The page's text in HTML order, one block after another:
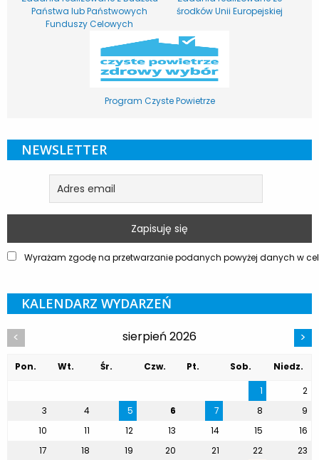
Państwa lub Państwowych
Funduszy Celowych
środków Unii Europejskiej
Program Czyste Powietrze
NEWSLETTER
Wyrażam zgodę na przetwarzanie podanych powyżej danych w
KALENDARZ WYDARZEŃ
< sierpień 2026 >
Pon. Wt. Śr. Czw. Pt. Sob.
Niedz.
1
2
3
4 5 6 7 8
9
10
11 12 13 14 15
16
17
18 19 20 21 22
23